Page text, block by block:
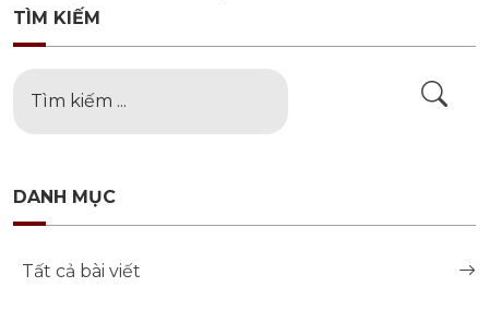
TÌM KIẾM
DANH MỤC
Tất cả bài viết